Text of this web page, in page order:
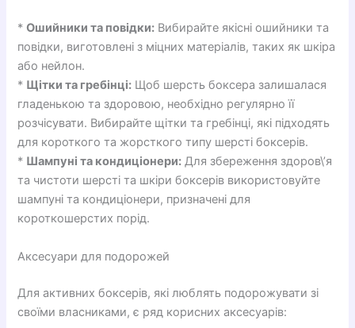
*Ошийники та повідки: Вибирайте якісні ошийники та
повідки, виготовлені з міцних матеріалів, таких як шкіра
або нейлон.
* Щітки та гребінці: Щоб шерсть боксера залишалася
гладенькою та здоровою, необхідно регулярно її
розчісувати. Вибирайте щітки та гребінці, які підходять
для короткого та жорсткого типу шерсті боксерів.
* Шампуні та кондиціонери: Для збереження здоров\’я
та чистоти шерсті та шкіри боксерів використовуйте
шампуні та кондиціонери, призначені для
короткошерстих порід.
Аксесуари для подорожей
Для активних боксерів, які люблять подорожувати зі
своїми власниками, є ряд корисних аксесуарів: